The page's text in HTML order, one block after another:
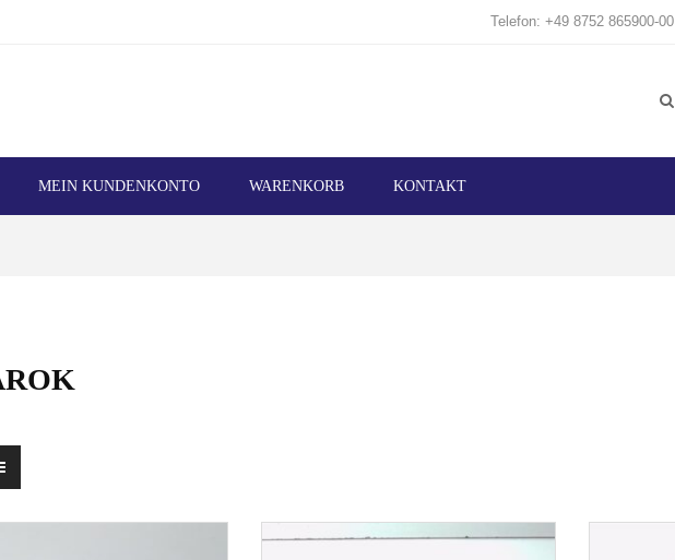
Telefon: +49 8752 865900-00
MEIN KUNDENKONTO WARENKORB KONTAKT